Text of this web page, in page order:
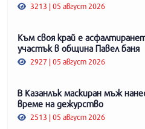
3213 | 05 август 2026
Към своя край е
участък в община Павел баня
2927 | 05 август 2026
В Казанлък маскиран мъж
време на дежурство
2513 | 05 август 2026